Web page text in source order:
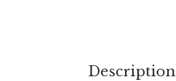
Description